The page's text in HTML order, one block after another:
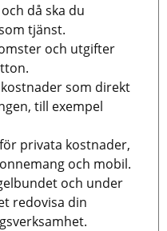
då ska du
tjänst.
och utgifter
som direkt
till exempel
privata kostnader,
och mobil.
och under
redovisa din